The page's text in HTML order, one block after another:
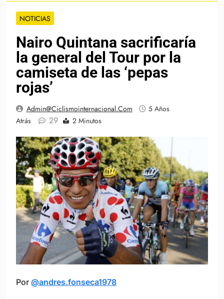
NOTICIAS
Nairo Quintana sacrificaría
la general del Tour por la
camiseta de las ‘pepas
rojas’
Admin@ciclismointernacional.com
5 Años
Atrás
29 2 Minutos
Por @andres.fonseca1978